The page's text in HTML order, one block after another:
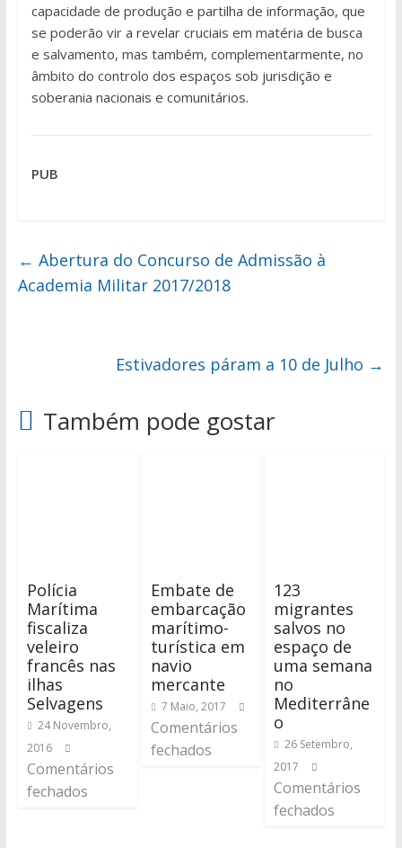
capacidade de produção e partilha de informação, que
se poderão vir a revelar cruciais em matéria de busca
e salvamento, mas também, complementarmente, no
âmbito do controlo dos espaços sob jurisdição e
soberania nacionais e comunitários.
PUB
← Abertura do Concurso de Admissão à
Academia Militar 2017/2018
Estivadores páram a 10 de Julho →
Também pode gostar
Polícia
Marítima
fiscaliza
veleiro
francês nas
ilhas
Selvagens
24 Novembro,
2016
Comentários
fechados
Embate de
embarcação
marítimo-
turística em
navio
mercante
7 Maio, 2017
Comentários
fechados
123
migrantes
salvos no
espaço de
uma semana
no
Mediterrâne
o
26 Setembro,
2017
Comentários
fechados